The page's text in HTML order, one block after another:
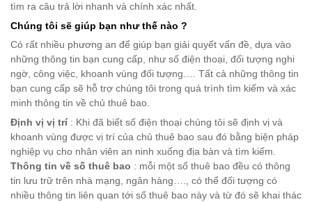
tìm ra câu trả lời nhanh và chính xác nhất.
Chúng tôi sẽ giúp bạn như thế nào ?
Có rất nhiều phương an để giúp bạn giải quyết vấn đề, dựa vào
những thông tin bạn cung cấp, như số điện thoại, đối tượng nghi
ngờ, công việc, khoanh vùng đối tượng…. Tất cả những thông tin
bạn cung cấp sẽ hỗ trợ chúng tôi trong quá trình tìm kiếm và xác
minh thông tin về chủ thuê bao.
Định vị vị trí : Khi đã biết số điện thoại chúng tôi sẽ định vị và
khoanh vùng được vị trí của chủ thuê bao sau đó bằng biện pháp
nghiệp vụ cho nhân viên an ninh xuống địa bàn và tìm kiếm.
Thông tin về số thuê bao : mỗi một số thuê bao đều có thông
tin lưu trữ trên nhà mạng, ngân hàng…., có thể đối tượng có
nhiều thông tin liên quan tới số thuê bao này và từ đó sẽ khai thác